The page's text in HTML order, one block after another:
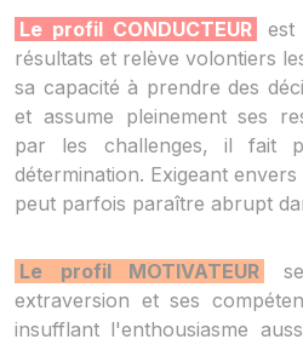
Le profil CONDUCTEUR
est
résultats et relève volontiers
sa capacité à prendre des
et assume pleinement ses
par les challenges, il fait
détermination. Exigeant
peut parfois paraître abrupt
Le profil MOTIVATEUR
extraversion et ses
insufflant l'enthousiasme